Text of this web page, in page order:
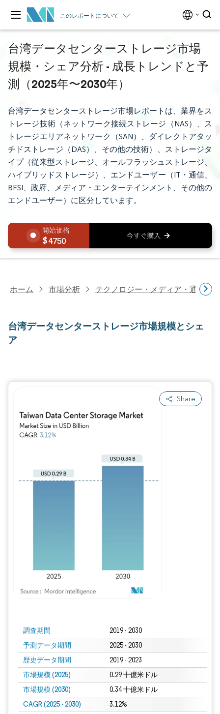
このレポートについて
台湾データセンターストレージ市場
規模・シェア分析 - 成長トレンドと予
測（2025年〜2030年）
台湾データセンターストレージ市場レポートは、業界をス
トレージ技術（ネットワーク接続ストレージ（NAS）、ス
トレージエリアネットワーク（SAN）、ダイレクトアタッ
チドストレージ（DAS）、その他の技術）、ストレージタ
イプ（従来型ストレージ、オールフラッシュストレージ、
ハイブリッドストレージ）、エンドユーザー（IT・通信、
BFSI、政府、メディア・エンターテインメント、その他の
エンドユーザー）に区分しています。
4750
ホーム 市場分析 テクノロジー・メディア・通信研
台湾データセンターストレージ市場規模とシェ
ア
Share
調査期間 2019 - 2030
予測データ期間 2025 - 2030
歴史データ期間 2019 - 2023
市場規模 (2025) 0.29 十億米ドル
市場規模 (2030) 0.34 十億米ドル
CAGR (2025 - 2030) 3.12%